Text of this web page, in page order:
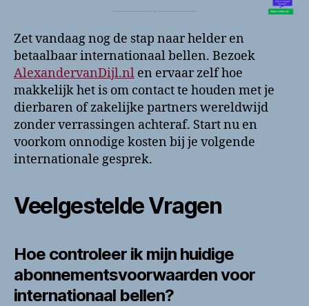
Zet vandaag nog de stap naar helder en
betaalbaar internationaal bellen. Bezoek
AlexandervanDijl.nl en ervaar zelf hoe
makkelijk het is om contact te houden met je
dierbaren of zakelijke partners wereldwijd
zonder verrassingen achteraf. Start nu en
voorkom onnodige kosten bij je volgende
internationale gesprek.
Veelgestelde Vragen
Hoe controleer ik mijn huidige
abonnementsvoorwaarden voor
internationaal bellen?